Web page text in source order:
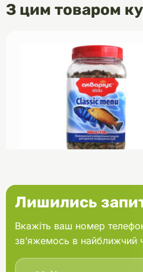
З цим товаром
банка 150 г
В кошик
Лишились
Вкажіть ваш номер
зв’яжемось в найближчий